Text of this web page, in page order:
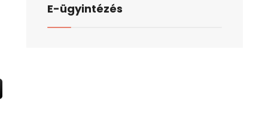
E-ügyintézés